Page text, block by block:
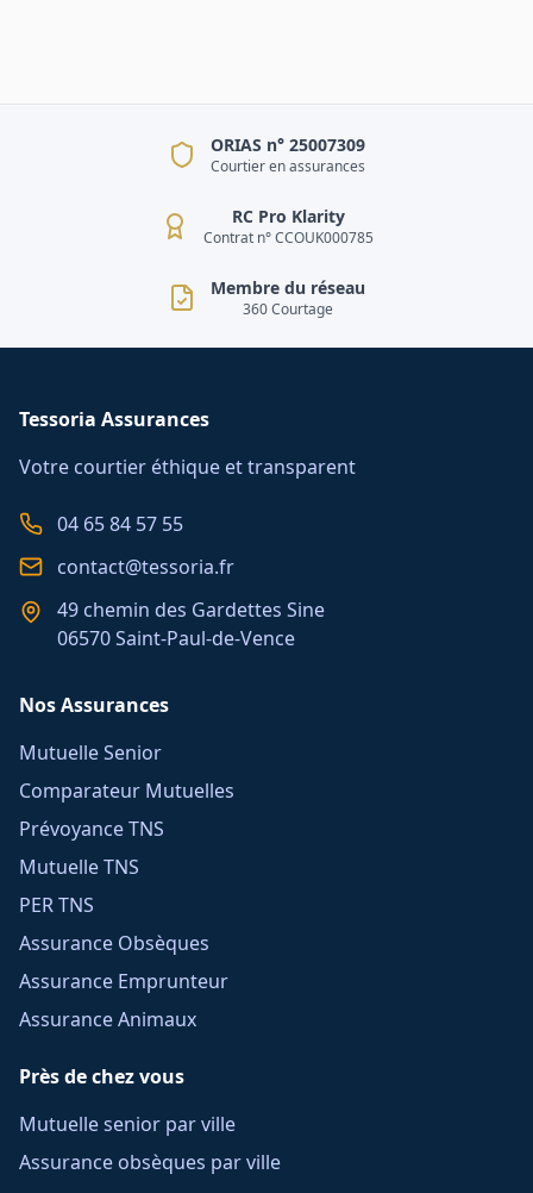
ORIAS n° 25007309
Courtier en assurances
RC Pro Klarity
Contrat n° CCOUK000785
Membre du réseau
360 Courtage
Tessoria Assurances
Votre courtier éthique et transparent
04 65 84 57 55
contact@tessoria.fr
49 chemin des Gardettes Sine
06570 Saint-Paul-de-Vence
Nos Assurances
Mutuelle Senior
Comparateur Mutuelles
Prévoyance TNS
Mutuelle TNS
PER TNS
Assurance Obsèques
Assurance Emprunteur
Assurance Animaux
Près de chez vous
Mutuelle senior par ville
Assurance obsèques par ville